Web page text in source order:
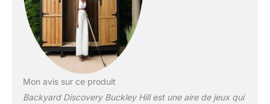
Backyard Discovery
répondent aux exigences
de sécurité de la norme
EN71 afin que votre
inclus. HAUTE QUALITÉ:
Mon avis sur ce produit
Backyard Discovery Buckley Hillest une aire de jeux qui